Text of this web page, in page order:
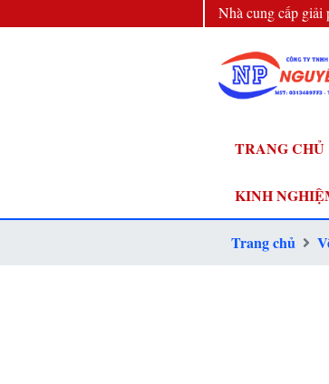
Nhà cung cấp giải
TRANG CHỦ
KINH
Trang chủ